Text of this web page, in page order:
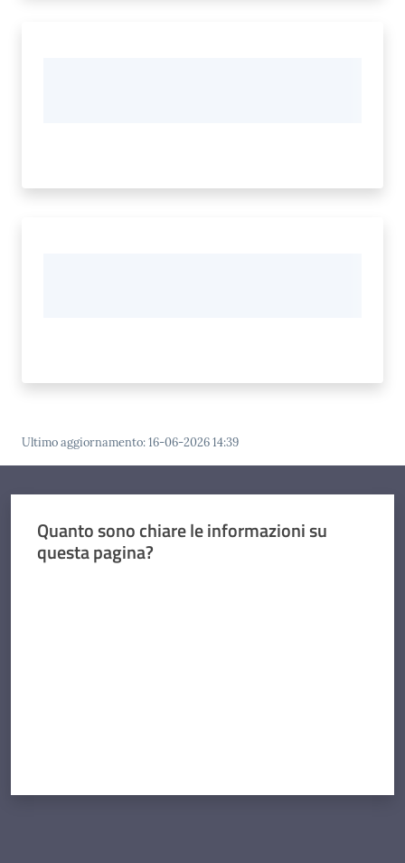
Ultimo aggiornamento:16-06-2026 14:39
Quanto sono chiare le informazioni su
questa pagina?